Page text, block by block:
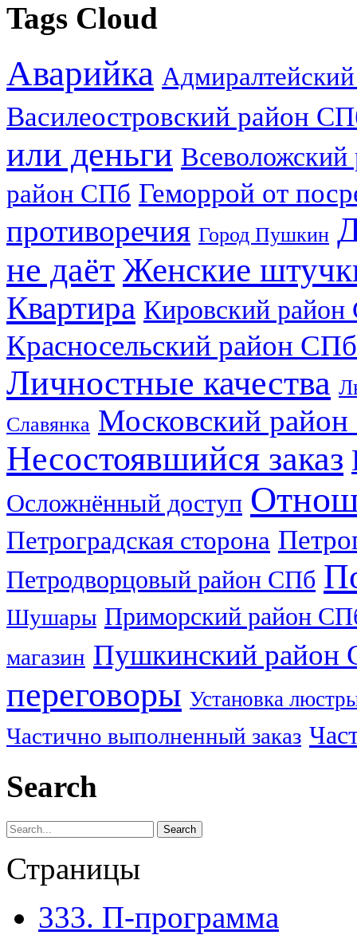
Tags Cloud
Аварийка
Василеостровский район
или деньги
район СПб Геморрой от
противоречия Город Пушкин
не даёт Женские
Квартира Кировский
Красносельский район СПб
Личностные качества
Славянка Московский
Несостоявшийся заказ
Осложнённый доступ
Петроградская сторона
Петродворцовый район СПб
Шушары Приморский район
магазин Пушкинский район
переговоры Установка
Частично выполненный заказ
Search
Search
Страницы
333. П-программа